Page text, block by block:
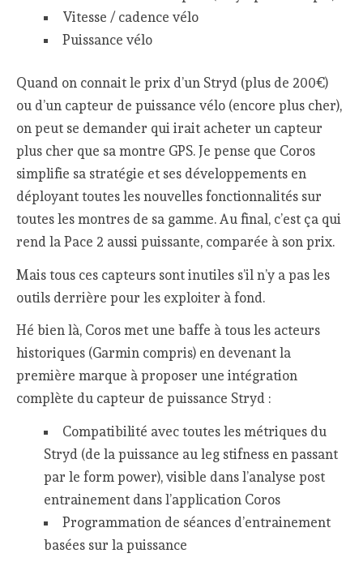
Vitesse / cadence vélo
Puissance vélo
Quand on connait le prix d’un Stryd (plus de 200€)
ou d’un capteur de puissance vélo (encore plus cher),
on peut se demander qui irait acheter un capteur
plus cher que sa montre GPS. Je pense que Coros
simplifie sa stratégie et ses développements en
déployant toutes les nouvelles fonctionnalités sur
toutes les montres de sa gamme. Au final, c’est ça qui
rend la Pace 2 aussi puissante, comparée à son prix.
Mais tous ces capteurs sont inutiles s’il n’y a pas les
outils derrière pour les exploiter à fond.
Hé bien là, Coros met une baffe à tous les acteurs
historiques (Garmin compris) en devenant la
première marque à proposer une intégration
complète du capteur de puissance Stryd :
Compatibilité avec toutes les métriques du
Stryd (de la puissance au leg stifness en passant
par le form power), visible dans l’analyse post
entrainement dans l’application Coros
Programmation de séances d’entrainement
basées sur la puissance